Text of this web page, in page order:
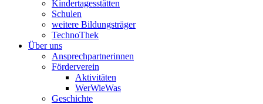
Kindertagesstätten
Schulen
weitere Bildungsträger
TechnoThek
Über uns
Ansprechpartnerinnen
Förderverein
Aktivitäten
WerWieWas
Geschichte